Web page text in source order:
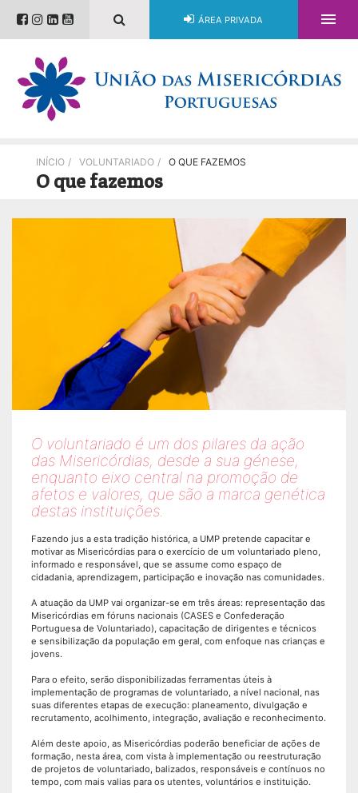
ÁREA PRIVADA 
INÍCIO / VOLUNTARIADO / O QUE FAZEMOS
O que fazemos
O voluntariado é um dos pilares da ação
das Misericórdias, desde a sua génese,
enquanto eixo central na promoção de
afetos e valores, que são a marca genética
destas instituições.
Fazendo jus a esta tradição histórica, a UMP pretende capacitar e
motivar as Misericórdias para o exercício de um voluntariado pleno,
informado e responsável, que se assume como espaço de
cidadania, aprendizagem, participação e inovação nas comunidades.
A atuação da UMP vai organizar-se em três áreas: representação das
Misericórdias em fóruns nacionais (CASES e Confederação
Portuguesa de Voluntariado), capacitação de dirigentes e técnicos
e sensibilização da população em geral, com enfoque nas crianças e
jovens.
Para o efeito, serão disponibilizadas ferramentas úteis à
implementação de programas de voluntariado, a nível nacional, nas
suas diferentes etapas de execução: planeamento, divulgação e
recrutamento, acolhimento, integração, avaliação e reconhecimento.
Além deste apoio, as Misericórdias poderão beneficiar de ações de
formação, nesta área, com vista à implementação ou reestruturação
de projetos de voluntariado, balizados, responsáveis e contínuos no
tempo, com mais valias para os utentes, voluntários e instituição.